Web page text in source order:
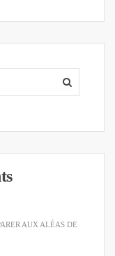
AUX ALÉAS DE